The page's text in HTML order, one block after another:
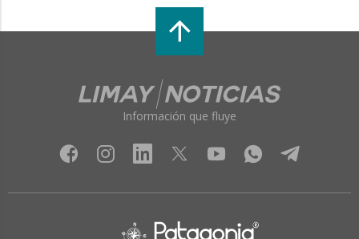
Información que fluye